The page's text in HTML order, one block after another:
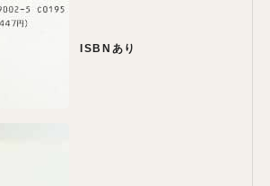
ISBNあり